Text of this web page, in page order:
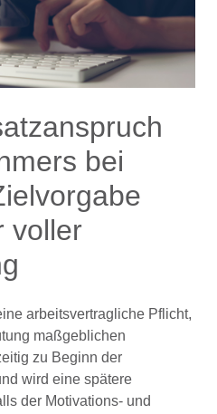
bei
voller
arbeitsvertragliche Pflicht,
maßgeblichen
zu Beginn der
wird eine spätere
der Motivations- und